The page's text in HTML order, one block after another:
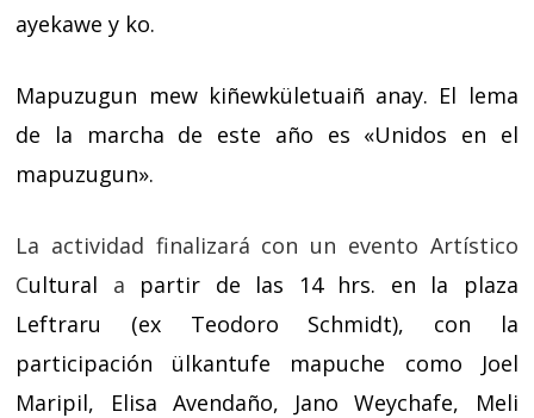
ayekawe y ko.
Mapuzugun mew kiñewkületuaiñ anay. El lema
de la marcha de este año es «Unidos en el
mapuzugun».
La actividad finalizará con un evento Artístico
Cultural a partir de las 14 hrs. en la plaza
Leftraru (ex Teodoro Schmidt), con la
participación ülkantufe mapuche como Joel
Maripil, Elisa Avendaño, Jano Weychafe, Meli